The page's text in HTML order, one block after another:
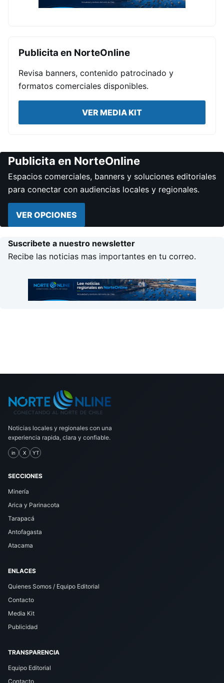
Publicita en NorteOnline
Revisa banners, contenido patrocinado y
formatos comerciales disponibles.
VER MEDIA KIT
Publicita en NorteOnline
Espacios comerciales, banners y soluciones editoriales
para conectar con audiencias locales y regionales.
VER OPCIONES
Suscribete a nuestro newsletter
Recibe las noticias mas importantes en tu correo.
Noticias locales y regionales con una
experiencia rapida, clara y confiable.
in X YT
SECCIONES
Minería
Arica y Parinacota
Tarapacá
Antofagasta
Atacama
ENLACES
Quienes Somos / Equipo Editorial
Contacto
Media Kit
Publicidad
TRANSPARENCIA
Equipo Editorial
Contacto